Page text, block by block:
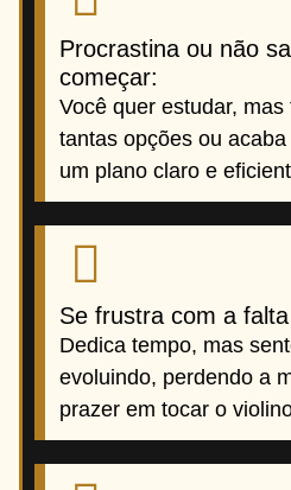
Procrastina ou não
começar:
Você quer estudar,
tantas opções ou
um plano claro e
Se frustra com a
Dedica tempo, mas
evoluindo, perdendo a
prazer em tocar o